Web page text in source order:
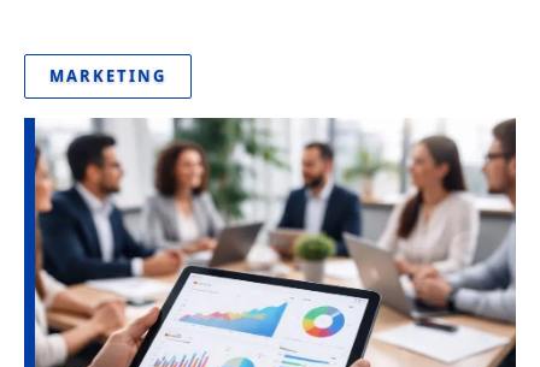
MARKETING